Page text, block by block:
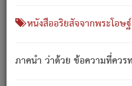
หนังสืออริยสัจจากพระโอษฐ์
ภาคนำ ว่าด้วย ข้อความที่ควร
เขาสำคัญสิ่งใด โดยความเป็
(ตามที่เป็นจริง) โดยประการอื่น
สัตว์โลกติดข้องอยู่ในภพ ถู
เป็นอย่างอื่น (จากที่มันเป็นอยู่จ